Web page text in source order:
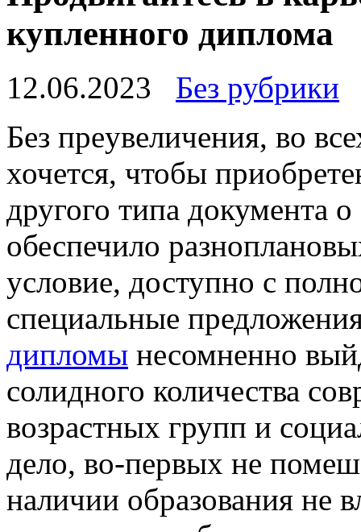
купленного диплома
12.06.2023
Без рубрики
Бeз прeувeличeния, во
хочется, чтобы
другого типа документа
обеспечило
условие, доступно с
специальные
дипломы несомненно
солидного количества
возрастных групп и
дело, во-первых не
наличии образования не